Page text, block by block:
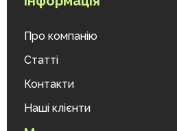
Про компанію
Статті
Контакти
Наші клієнти